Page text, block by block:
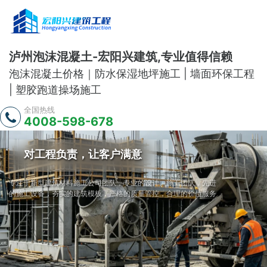
泸州泡沫混凝土-宏阳兴建筑,专业值得信赖
泡沫混凝土价格｜防水保湿地坪施工 | 墙面环保工程
| 塑胶跑道操场施工
全国热线
4008-598-678
15年建筑生产施工厂家
全程为提供混凝土厂家，地坪漆厂家，车库施工，操场橡胶跑道，
泳池施工，等完整解决方案
对工程负责，让客户满意
专注于新型建筑材料施工公司团队，专业的设计、施工团队，先进
的施工设备，夯实的建筑模板，严格的质量管控，合理的价位服务
15年建筑生产施工厂家
全程为提供混凝土厂家，地坪漆厂家，车库施工，操场橡胶跑道，
泳池施工，等完整解决方案
对工程负责，让客户满意
专注于新型建筑材料施工公司团队，专业的设计、施工团队，先进
的施工设备，夯实的建筑模板，严格的质量管控，合理的价位服务
15年建筑生产施工厂家
全程为提供混凝土厂家，地坪漆厂家，车库施工，操场橡胶跑道，
泳池施工，等完整解决方案
对工程负责，让客户满意
专注于新型建筑材料施工公司团队，专业的设计、施工团队，先进
的施工设备，夯实的建筑模板，严格的质量管控，合理的价位服务